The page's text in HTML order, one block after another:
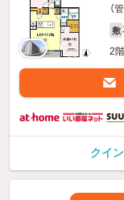
（
敷
2
クイ